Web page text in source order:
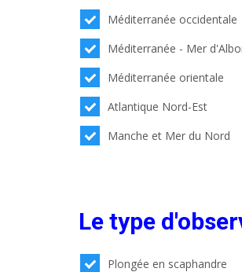
Méditerranée occidentale
Méditerranée - Mer
Méditerranée orientale
Atlantique Nord-Est
Manche et Mer du Nord
Le type
Plongée en scaphandre